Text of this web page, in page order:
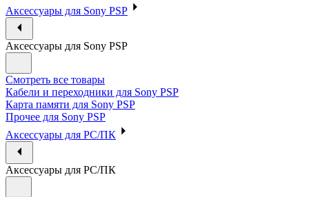
Аксессуары для Sony PSP
Аксессуары для Sony PSP
Смотреть все товары
Кабели и переходники для Sony PSP
Карта памяти для Sony PSP
Прочее для Sony PSP
Аксессуары для PC/ПК
Аксессуары для PC/ПК